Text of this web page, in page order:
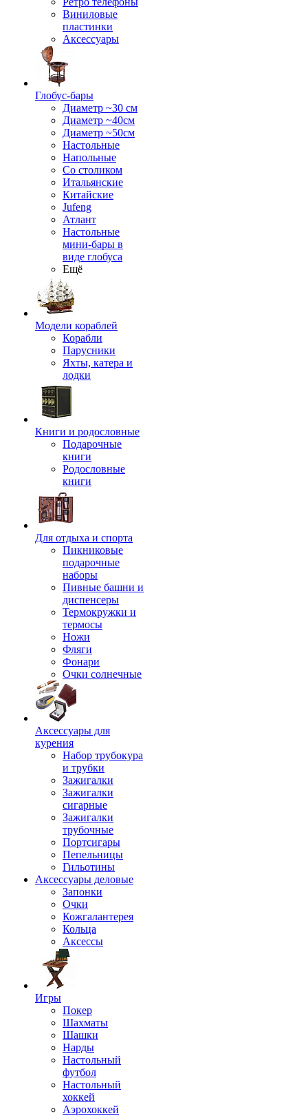
Виниловые
пластинки
Аксессуары
Глобус-бары
Диаметр ~30 см
Диаметр ~40см
Диаметр ~50см
Настольные
Напольные
Со столиком
Итальянские
Китайские
Jufeng
Атлант
Настольные
мини-бары в
виде глобуса
Ещё
Модели кораблей
Корабли
Парусники
Яхты, катера и
лодки
Книги и родословные
Подарочные
книги
Родословные
книги
Для отдыха и спорта
Пикниковые
подарочные
наборы
Пивные башни и
диспенсеры
Термокружки и
термосы
Ножи
Фляги
Фонари
Очки солнечные
Аксессуары для
курения
Набор трубокура
и трубки
Зажигалки
Зажигалки
сигарные
Зажигалки
трубочные
Портсигары
Пепельницы
Гильотины
Аксессуары деловые
Запонки
Очки
Кожгалантерея
Кольца
Аксессы
Игры
Покер
Шахматы
Шашки
Нарды
Настольный
футбол
Настольный
хоккей
Аэрохоккей